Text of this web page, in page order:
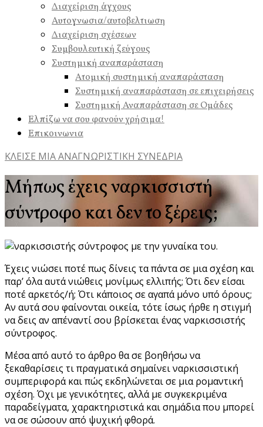
Διαχείριση άγχους
Αυτογνωσια/αυτοβελτιωση
Διαχείριση σχέσεων
Συμβουλευτική ζεύγους
Συστημική αναπαράσταση
Ατομική συστημική αναπαράσταση
Συστημική αναπαράσταση σε επιχειρήσεις
Συστημική Αναπαράσταση σε Ομάδες
Ελπίζω να σου φανούν χρήσιμα!
Επικοινωνια
ΚΛΕΙΣΕ ΜΙΑ ΑΝΑΓΝΩΡΙΣΤΙΚΗ ΣΥΝΕΔΡΙΑ
Μήπως έχεις ναρκισσιστή
σύντροφο και δεν το ξέρεις;
Έχεις νιώσει ποτέ πως δίνεις τα πάντα σε μια σχέση και
παρ’ όλα αυτά νιώθεις μονίμως ελλιπής; Ότι δεν είσαι
ποτέ αρκετός/ή; Ότι κάποιος σε αγαπά μόνο υπό όρους;
Αν αυτά σου φαίνονται οικεία, τότε ίσως ήρθε η στιγμή
να δεις αν απέναντί σου βρίσκεται ένας ναρκισσιστής
σύντροφος.
Μέσα από αυτό το άρθρο θα σε βοηθήσω να
ξεκαθαρίσεις τι πραγματικά σημαίνει ναρκισσιστική
συμπεριφορά και πώς εκδηλώνεται σε μια ρομαντική
σχέση. Όχι με γενικότητες, αλλά με συγκεκριμένα
παραδείγματα, χαρακτηριστικά και σημάδια που μπορεί
να σε σώσουν από ψυχική φθορά.